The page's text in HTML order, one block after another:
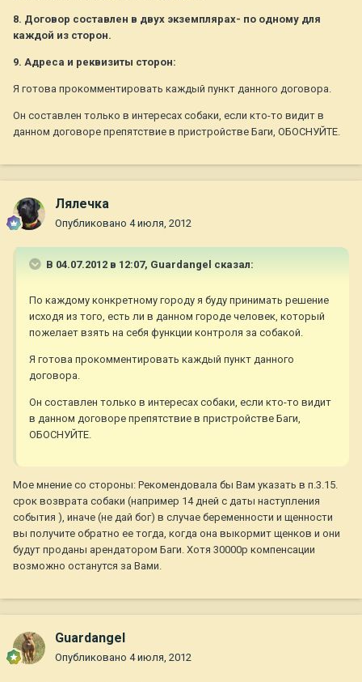
8. Договор составлен в двух экземплярах- по одному для
каждой из сторон.
9. Адреса и реквизиты сторон:
Я готова прокомментировать каждый пункт данного договора.
Он составлен только в интересах собаки, если кто-то видит в
данном договоре препятствие в пристройстве Баги, ОБОСНУЙТЕ.
Лялечка
Опубликовано 4 июля, 2012
В 04.07.2012 в 12:07, Guardangel сказал:
По каждому конкретному городу я буду принимать решение
исходя из того, есть ли в данном городе человек, который
пожелает взять на себя функции контроля за собакой.
Я готова прокомментировать каждый пункт данного
договора.
Он составлен только в интересах собаки, если кто-то видит
в данном договоре препятствие в пристройстве Баги,
ОБОСНУЙТЕ.
Мое мнение со стороны: Рекомендовала бы Вам указать в п.3.15.
срок возврата собаки (например 14 дней с даты наступления
события ), иначе (не дай бог) в случае беременности и щенности
вы получите обратно ее тогда, когда она выкормит щенков и они
будут проданы арендатором Баги. Хотя 30000р компенсации
возможно останутся за Вами.
Guardangel
Опубликовано 4 июля, 2012